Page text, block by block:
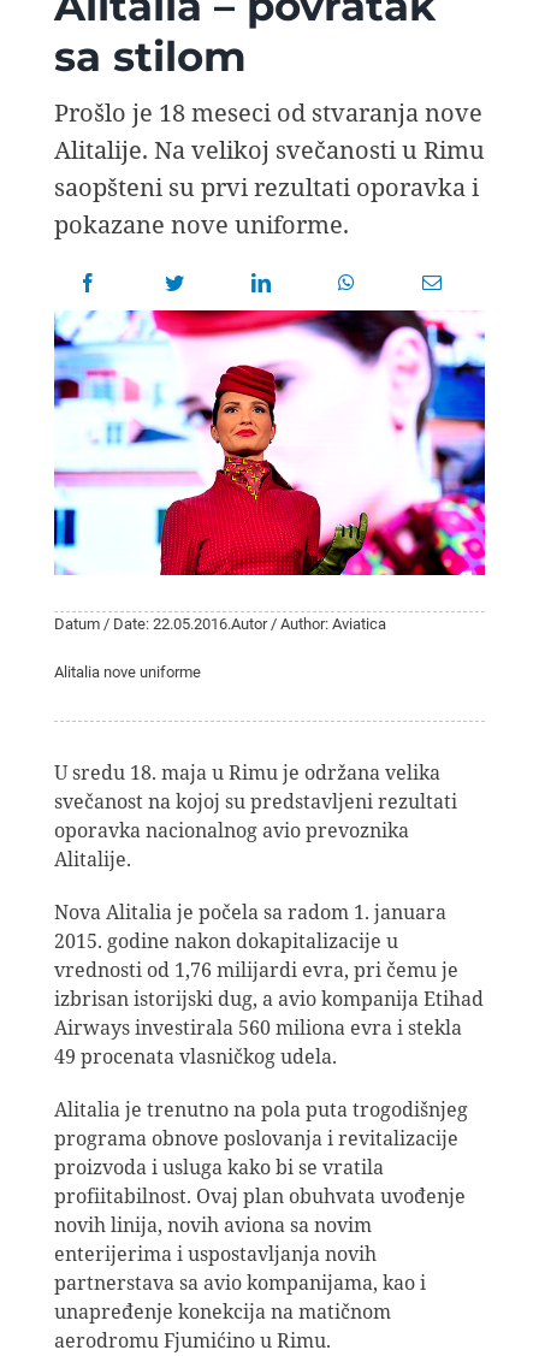
AVIOPEDIA
SPECIJAL
FOTO PRIČA
AGENT
Search
sa stilom
Prošlo je 18 meseci od stvaranja nove
Alitalije. Na velikoj svečanosti u Rimu
saopšteni su prvi rezultati oporavka i
pokazane nove uniforme.
Datum / Date: 22.05.2016.Autor / Author: Aviatica
Alitalia nove uniforme
U sredu 18. maja u Rimu je održana velika
svečanost na kojoj su predstavljeni rezultati
oporavka nacionalnog avio prevoznika
Alitalije.
Nova Alitalia je počela sa radom 1. januara
2015. godine nakon dokapitalizacije u
vrednosti od 1,76 milijardi evra, pri čemu je
izbrisan istorijski dug, a avio kompanija Etihad
Airways investirala 560 miliona evra i stekla
49 procenata vlasničkog udela.
Alitalia je trenutno na pola puta trogodišnjeg
programa obnove poslovanja i revitalizacije
proizvoda i usluga kako bi se vratila
profiitabilnost. Ovaj plan obuhvata uvođenje
novih linija, novih aviona sa novim
enterijerima i uspostavljanja novih
partnerstava sa avio kompanijama, kao i
unapređenje konekcija na matičnom
aerodromu Fjumićino u Rimu.